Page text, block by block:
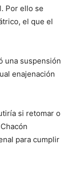
Por ello se
el que el
una suspensión
enajenación
si retomar o
para cumplir